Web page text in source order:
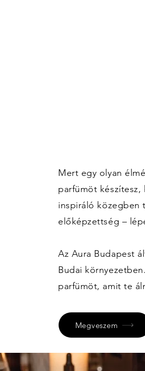
Mert egy olyan
parfümöt készítesz,
inspiráló közegben
előképzettség –
Az Aura Budapest
Budai
parfümöt, amit te
Megveszem